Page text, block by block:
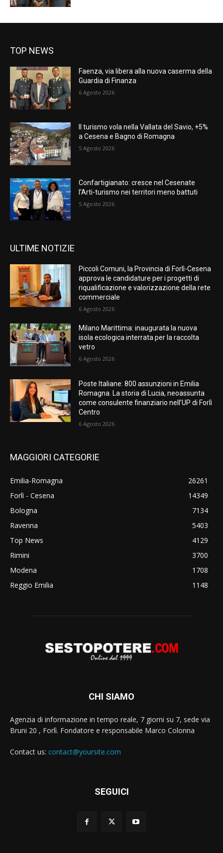
TOP NEWS
Faenza, via libera alla nuova caserma della
Guardia di Finanza
6 Agosto 2026
Il turismo vola nella Vallata del Savio, +5%
a Cesena e Bagno di Romagna
5 Agosto 2026
Confartigianato: cresce nel Cesenate
l’Arti-turismo nei territori meno battuti
5 Agosto 2026
ULTIME NOTIZIE
Piccoli Comuni, la Provincia di Forlì-Cesena
approva le candidature per i progetti di
riqualificazione e valorizzazione della rete
commerciale
6 Agosto 2026
Milano Marittima: inaugurata la nuova
isola ecologica interrata per la raccolta
vetro
6 Agosto 2026
Poste Italiane: 800 assunzioni in Emilia
Romagna. La storia di Lucia, neoassunta
come consulente finanziario nell’UP di Forlì
Centro
6 Agosto 2026
MAGGIORI CATEGORIE
Emilia-Romagna
26261
Forlì - Cesena
14349
Bologna
7134
Ravenna
5403
Top News
4129
Rimini
3700
Modena
1708
Reggio Emilia
1148
CHI SIAMO
Agenzia di informazione in tempo reale, 7 giorni su 7, sede via
Bruni 20 , Forlì. Fondatore e responsabile Marco Colonna
Contact us: contact@yoursite.com
SEGUICI